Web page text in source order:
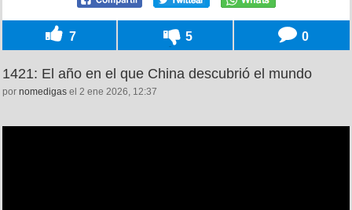
7 5 0
1421: El año en el que China descubrió el mundo
por nomedigas el 2 ene 2026, 12:37